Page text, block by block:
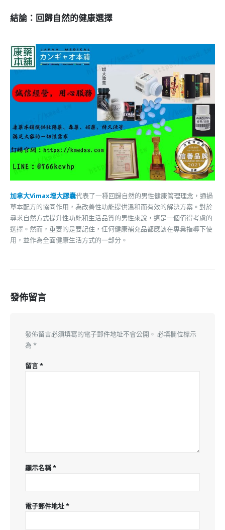
結論：回歸自然的健康選擇
加拿大Vimax增大膠囊代表了一種回歸自然的男性健康管理理念，通過
草本配方的協同作用，為改善性功能提供溫和而有效的解決方案。對於
尋求自然方式提升性功能和生活品質的男性來說，這是一個值得考慮的
選擇。然而，重要的是要記住，任何健康補充品都應該在專業指導下使
用，並作為全面健康生活方式的一部分。
發佈留言
發佈留言必須填寫的電子郵件地址不會公開。 必填欄位標示
為 *
留言*
顯示名稱*
電子郵件地址*